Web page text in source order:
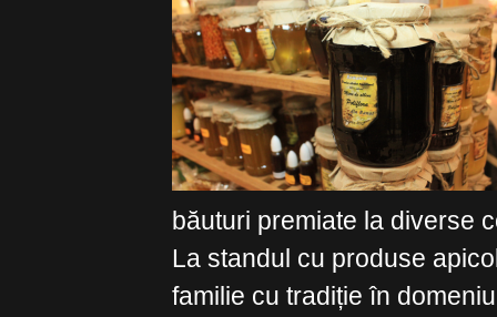
băuturi premiate la diverse
La standul cu produse
familie cu tradiție în